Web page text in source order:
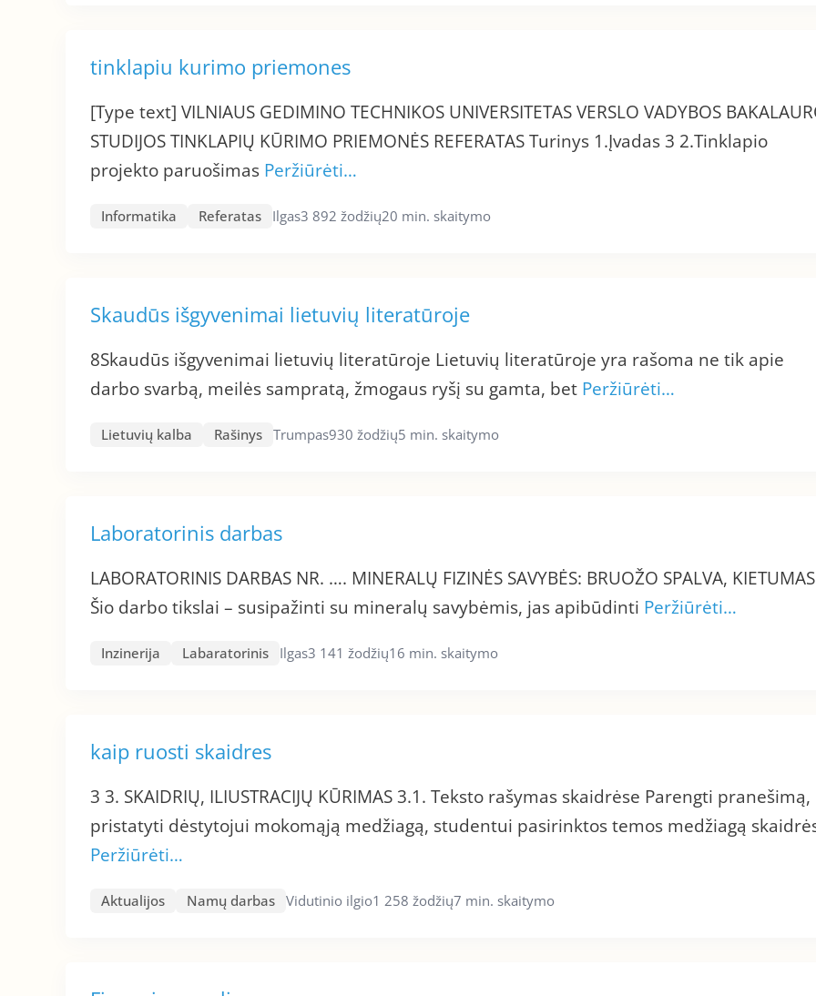
tinklapiu kurimo priemones
[Type text] VILNIAUS GEDIMINO TECHNIKOS UNIVERSITETAS VERSLO VADYBOS
STUDIJOS TINKLAPIŲ KŪRIMO PRIEMONĖS REFERATAS Turinys 1.Įvadas 3 2.Tinklapio
projekto paruošimas Peržiūrėti…
Informatika Referatas Ilgas3 892 žodžių20 min. skaitymo
Skaudūs išgyvenimai lietuvių literatūroje
8Skaudūs išgyvenimai lietuvių literatūroje Lietuvių literatūroje yra rašoma ne tik apie
darbo svarbą, meilės sampratą, žmogaus ryšį su gamta, bet Peržiūrėti…
Lietuvių kalba Rašinys Trumpas930 žodžių5 min. skaitymo
Laboratorinis darbas
LABORATORINIS DARBAS NR. …. MINERALŲ FIZINĖS SAVYBĖS: BRUOŽO SPALVA, KIETUMAS
Šio darbo tikslai – susipažinti su mineralų savybėmis, jas apibūdinti Peržiūrėti…
Inzinerija Labaratorinis Ilgas3 141 žodžių16 min. skaitymo
kaip ruosti skaidres
3 3. SKAIDRIŲ, ILIUSTRACIJŲ KŪRIMAS 3.1. Teksto rašymas skaidrėse Parengti pranešimą,
pristatyti dėstytojui mokomąją medžiagą, studentui pasirinktos temos medžiagą
Peržiūrėti…
Aktualijos Namų darbas Vidutinio ilgio1 258 žodžių7 min. skaitymo